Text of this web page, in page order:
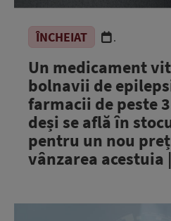
ÎNCHEIAT .
Un medicament
bolnavii de
farmacii de peste
deși se află în
pentru un nou
vânzarea acestuia